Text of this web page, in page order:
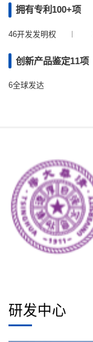
拥有专利100+项
46开发发明权
创新产品鉴定11项
6全球发达
研发中心